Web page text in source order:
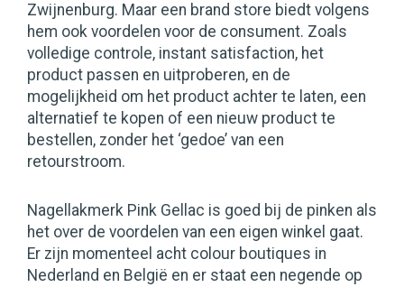
Zwijnenburg. Maar een brand store biedt volgens
hem ook voordelen voor de consument. Zoals
volledige controle, instant satisfaction, het
product passen en uitproberen, en de
mogelijkheid om het product achter te laten, een
alternatief te kopen of een nieuw product te
bestellen, zonder het ‘gedoe’ van een
retourstroom.
Nagellakmerk Pink Gellac is goed bij de pinken als
het over de voordelen van een eigen winkel gaat.
Er zijn momenteel acht colour boutiques in
Nederland en België en er staat een negende op